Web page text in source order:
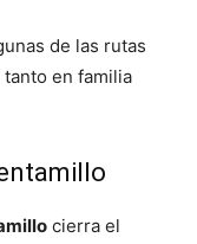
de las rutas
tanto en familia
cierra el